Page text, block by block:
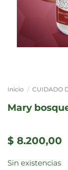
Inicio / CUIDADO
mary
$ 8.200,00
Sin existencias